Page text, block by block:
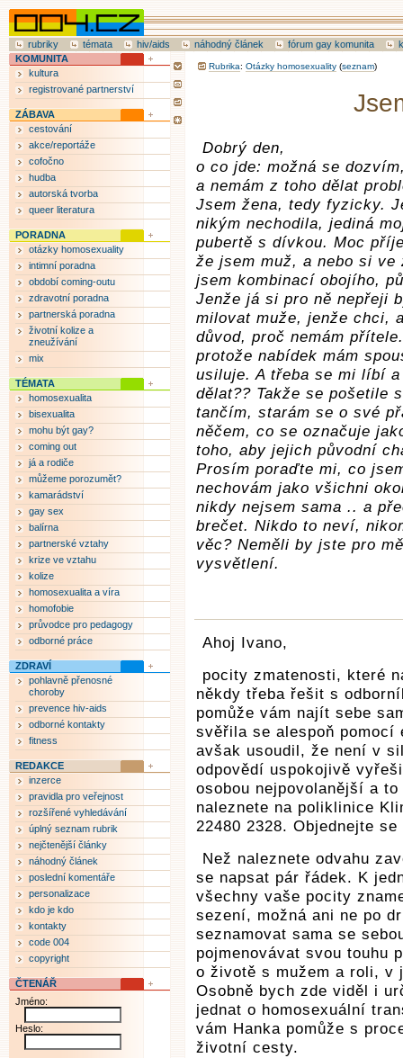
rubriky témata hiv/aids náhodný článek fórum gay komunita
Rubrika: Otázky homosexuality (seznam)
Dobrý den,
o co jde: možná se
a nemám z toho dělat
Jsem žena, tedy fyzicky.
nikým nechodila, jediná
pubertě s dívkou. Moc
že jsem muž, a nebo si
jsem kombinací obojího,
Jenže já si pro ně nepřeji
milovat muže, jenže chci,
důvod, proč nemám
protože nabídek mám
usiluje. A třeba se mi líbí
dělat?? Takže se pošetile
tančím, starám se o své
něčem, co se označuje
toho, aby jejich původní
Prosím poraďte mi, co
nechovám jako všichni
nikdy nejsem sama .. a
brečet. Nikdo to neví,
věc? Neměli by jste pro
vysvětlení.
Ahoj Ivano,
pocity zmatenosti, které
někdy třeba řešit s
pomůže vám najít sebe
svěřila se alespoň pomocí
avšak usoudil, že není v
odpovědí uspokojivě
osobou nejpovolanější a
naleznete na poliklinice
22480 2328. Objednejte
Než naleznete odvahu
se napsat pár řádek. K
všechny vaše pocity
sezení, možná ani ne po
seznamovat sama se
pojmenovávat svou touhu
o životě s mužem a roli, v
Osobně bych zde viděl i
jednat o homosexuální
vám Hanka pomůže s
životní cesty.
KOMUNITA
kultura
registrované partnerství
ZÁBAVA
cestování
akce/reportáže
cofočno
hudba
autorská tvorba
queer literatura
PORADNA
otázky homosexuality
intimní poradna
období coming-outu
zdravotní poradna
partnerská poradna
životní kolize a
zneužívání
mix
TÉMATA
homosexualita
bisexualita
mohu být gay?
coming out
já a rodiče
můžeme porozumět?
kamarádství
gay sex
balírna
partnerské vztahy
krize ve vztahu
kolize
homosexualita a víra
homofobie
průvodce pro pedagogy
odborné práce
ZDRAVÍ
pohlavně přenosné
choroby
prevence hiv-aids
odborné kontakty
fitness
REDAKCE
inzerce
pravidla pro veřejnost
rozšířené vyhledávání
úplný seznam rubrik
nejčtenější články
náhodný článek
poslední komentáře
personalizace
kdo je kdo
kontakty
code 004
copyright
ČTENÁŘ
Jméno:
Heslo: